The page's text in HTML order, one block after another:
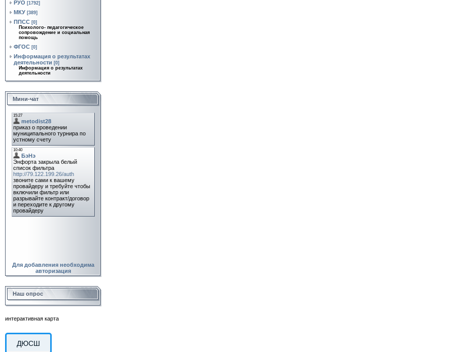
РУО [1792]
МКУ [389]
ППСС [0]
Психолого- педагогическое
сопровождение и социальная
помощь
ФГОС [0]
Информация о результатах
деятельности [0]
Информация о результатах
деятельности
Мини-чат
Для добавления необходима
авторизация
Наш опрос
интерактивная карта
ДЮСШ